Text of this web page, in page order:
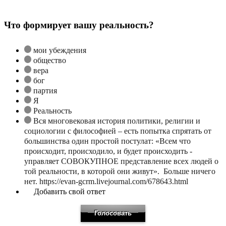
Что формирует вашу реальность?
мои убеждения
общество
вера
бог
партия
Я
Реальность
Вся многовековая история политики, религии и
социологии с философией – есть попытка спрятать от
большинства один простой постулат: «Всем что
происходит, происходило, и будет происходить -
управляет СОВОКУПНОЕ представление всех людей о
той реальности, в которой они живут». Больше ничего
нет. https://evan-gcrm.livejournal.com/678643.html
Добавить свой ответ